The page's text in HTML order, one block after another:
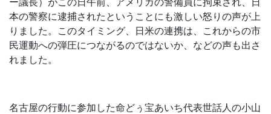
本の警察に逮捕されたということにも激しい怒りの声が上
りました。このタイミング、日米の連携は、これからの市
民運動への弾圧につながるのではないか、などの声も出さ
れました。
名古屋の行動に参加した命どぅ宝あいち代表世話人の小山